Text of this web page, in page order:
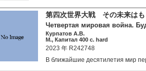
第四次世界大戦 その未来はも
Четвертая мировая война.
Курпатов А.В.
М., Капитал 400 c. hard
2023 年 R242748
В ближайшие десятилетия мир